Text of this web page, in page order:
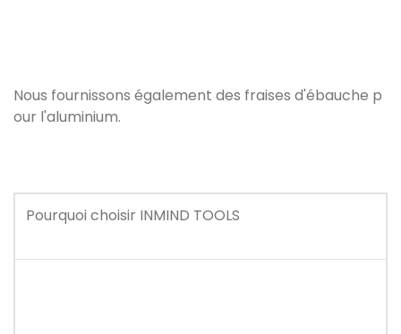
Nous fournissons également des fraises d'ébauche p
our l'aluminium.
Pourquoi choisir INMIND TOOLS